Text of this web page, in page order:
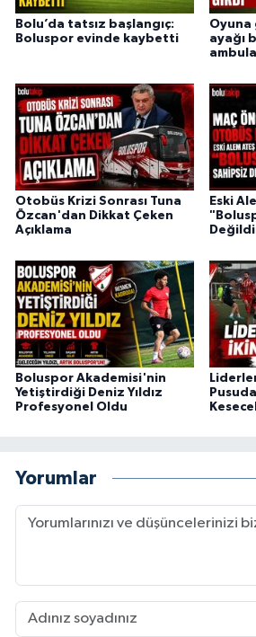
Bolu’da tatsız başlangıç:
Boluspor evinde kaybetti
Oyuna
ayağı
Otobüs Krizi Sonrası Tuna
Özcan'dan Dikkat Çeken
Açıklama
Eski
Boluspor Akademisi'nin
Yetiştirdiği Deniz Yıldız
Profesyonel Oldu
Yorumlar